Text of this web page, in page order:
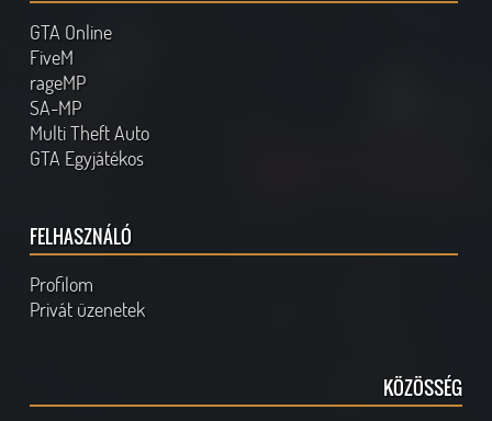
GTA Online
FiveM
rageMP
SA-MP
Multi Theft Auto
GTA Egyjátékos
FELHASZNÁLÓ
Profilom
Privát üzenetek
KÖZÖSSÉG